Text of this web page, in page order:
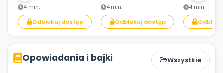
4 min.
Odblokuj dostęp
4 min.
Odblokuj dostęp
4 min.
Opowiadania i bajki Wszystkie